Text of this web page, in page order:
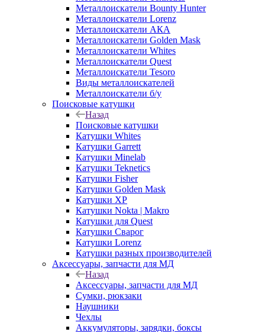
Металлоискатели Bounty Hunter
Металлоискатели Lorenz
Металлоискатели АКА
Металлоискатели Golden Mask
Металлоискатели Whites
Металлоискатели Quest
Металлоискатели Tesoro
Виды металлоискателей
Металлоискатели б/у
Поисковые катушки
Назад
Поисковые катушки
Катушки Whites
Катушки Garrett
Катушки Minelab
Катушки Teknetics
Катушки Fisher
Катушки Golden Mask
Катушки XP
Катушки Nokta | Makro
Катушки для Quest
Катушки Сварог
Катушки Lorenz
Катушки разных производителей
Аксессуары, запчасти для МД
Назад
Аксессуары, запчасти для МД
Сумки, рюкзаки
Наушники
Чехлы
Аккумуляторы, зарядки, боксы